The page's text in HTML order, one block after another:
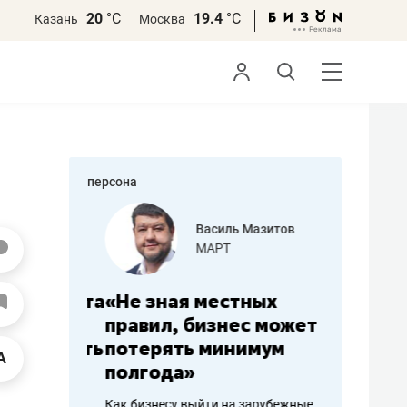
Казань 20 °С Москва 19.4 °С
персона
работа
Василь Мазитов
МАРТ
«Не зная местных
правил, бизнес может
потерять минимум
полгода»